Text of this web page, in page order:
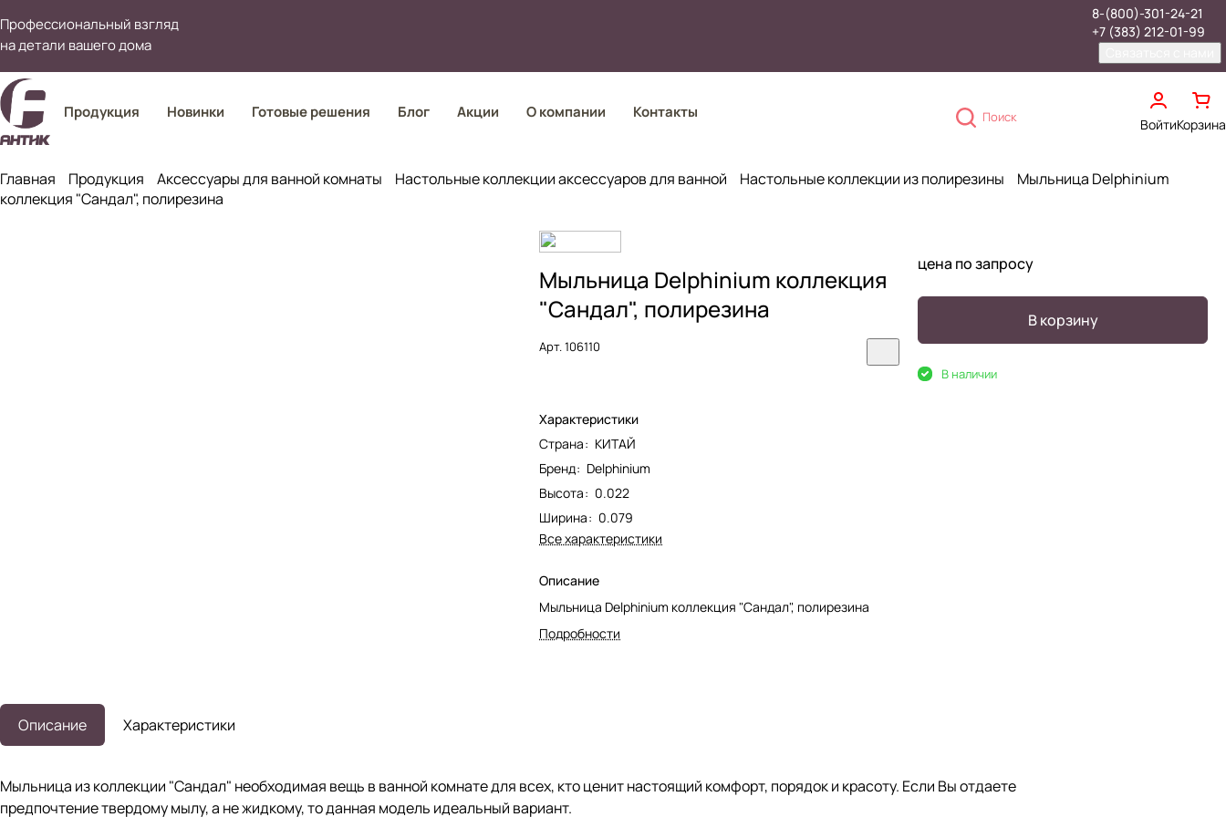
Профессиональный взгляд
на детали вашего дома
8-(800)-301-24-21
+7 (383) 212-01-99
Продукция Новинки Готовые решения Блог Акции О компании Контакты Поиск ВойтиКорзина
Главная Продукция Аксессуары для ванной комнаты Настольные коллекции аксессуаров для ванной Настольные коллекции из полирезины
Мыльница Delphinium
коллекция "Сандал", полирезина
Мыльница Delphinium коллекция
"Сандал", полирезина
Арт.106110
Характеристики
Страна: КИТАЙ
Бренд: Delphinium
Высота: 0.022
Ширина: 0.079
Все характеристики
Описание
Мыльница Delphinium коллекция "Сандал", полирезина
Подробности
цена по запросу
В корзину
В наличии
Описание Характеристики
Мыльница из коллекции "Сандал" необходимая вещь в ванной комнате для всех, кто ценит настоящий комфорт, порядок и красоту. Если Вы отдаете
предпочтение твердому мылу, а не жидкому, то данная модель идеальный вариант.